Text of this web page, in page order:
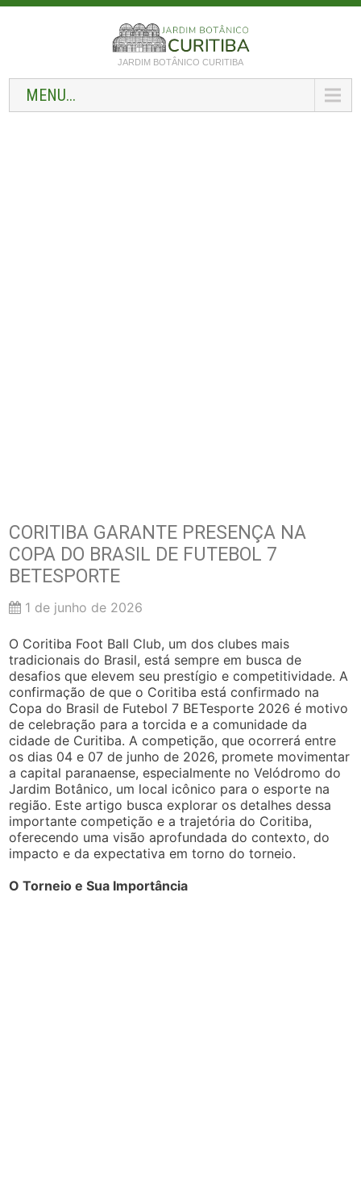
JARDIM BOTÂNICO CURITIBA
MENU...
CORITIBA GARANTE PRESENÇA NA
COPA DO BRASIL DE FUTEBOL 7
BETESPORTE
1 de junho de 2026
O Coritiba Foot Ball Club, um dos clubes mais
tradicionais do Brasil, está sempre em busca de
desafios que elevem seu prestígio e competitividade. A
confirmação de que o Coritiba está confirmado na
Copa do Brasil de Futebol 7 BETesporte 2026 é motivo
de celebração para a torcida e a comunidade da
cidade de Curitiba. A competição, que ocorrerá entre
os dias 04 e 07 de junho de 2026, promete movimentar
a capital paranaense, especialmente no Velódromo do
Jardim Botânico, um local icônico para o esporte na
região. Este artigo busca explorar os detalhes dessa
importante competição e a trajetória do Coritiba,
oferecendo uma visão aprofundada do contexto, do
impacto e da expectativa em torno do torneio.
O Torneio e Sua Importância